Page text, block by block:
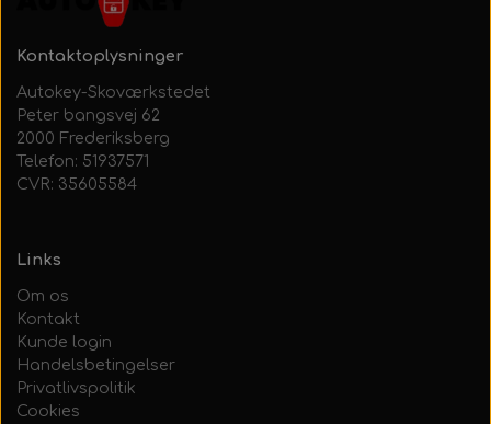
Kontaktoplysninger
Autokey-Skoværkstedet
Peter bangsvej 62
2000 Frederiksberg
Telefon: 51937571
CVR: 35605584
Links
Om os
Kontakt
Kunde login
Handelsbetingelser
Privatlivspolitik
Cookies